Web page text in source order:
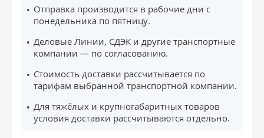
Отправка производится в рабочие дни с
понедельника по пятницу.
Деловые Линии, СДЭК и другие транспортные
компании — по согласованию.
Стоимость доставки рассчитывается по
тарифам выбранной транспортной компании.
Для тяжёлых и крупногабаритных товаров
условия доставки рассчитываются отдельно.